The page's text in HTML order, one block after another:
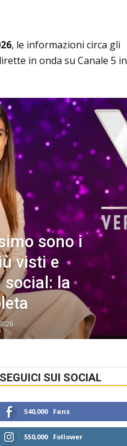
, le informazioni circa gli
in onda su Canale 5 in
sono i
visti e
la
SEGUICI SUI SOCIAL
540,000 Fans
550,000 Follower